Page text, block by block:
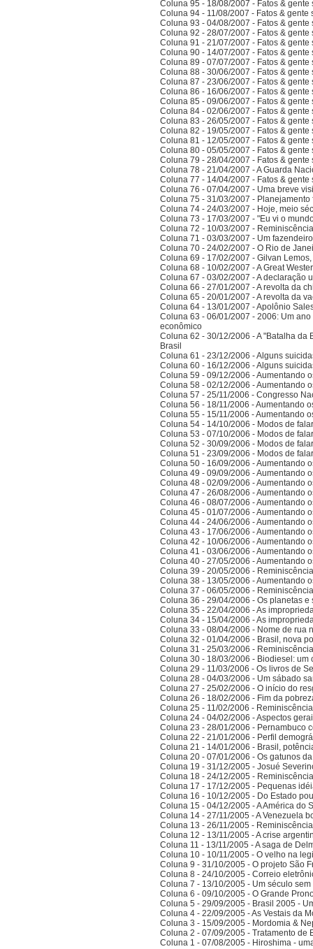
Coluna 95 - 18/08/2007 - Fatos &
Coluna 94 - 11/08/2007 - Fatos &
Coluna 93 - 04/08/2007 - Fatos &
Coluna 92 - 28/07/2007 - Fatos &
Coluna 91 - 21/07/2007 - Fatos &
Coluna 90 - 14/07/2007 - Fatos &
Coluna 89 - 07/07/2007 - Fatos &
Coluna 88 - 30/06/2007 - Fatos &
Coluna 87 - 23/06/2007 - Fatos &
Coluna 86 - 16/06/2007 - Fatos &
Coluna 85 - 09/06/2007 - Fatos &
Coluna 84 - 02/06/2007 - Fatos &
Coluna 83 - 26/05/2007 - Fatos &
Coluna 82 - 19/05/2007 - Fatos &
Coluna 81 - 12/05/2007 - Fatos &
Coluna 80 - 05/05/2007 - Fatos &
Coluna 79 - 28/04/2007 - Fatos &
Coluna 78 - 21/04/2007 - A Guarda
Coluna 77 - 14/04/2007 - Fatos &
Coluna 76 - 07/04/2007 - Uma breve
Coluna 75 - 31/03/2007 -
Coluna 74 - 24/03/2007 - Hoje, meio
Coluna 73 - 17/03/2007 - "Eu vi o
Coluna 72 - 10/03/2007 -
Coluna 71 - 03/03/2007 - Um
Coluna 70 - 24/02/2007 - O Rio de
Coluna 69 - 17/02/2007 - Gilvan
Coluna 68 - 10/02/2007 - A Great
Coluna 67 - 03/02/2007 - A declaração
Coluna 66 - 27/01/2007 - A revolta da
Coluna 65 - 20/01/2007 - A revolta da
Coluna 64 - 13/01/2007 - Apolônio
Coluna 63 - 06/01/2007 - 2006: Um
econômico
Coluna 62 - 30/12/2006 - A "Batalha
Brasil
Coluna 61 - 23/12/2006 - Alguns
Coluna 60 - 16/12/2006 - Alguns
Coluna 59 - 09/12/2006 - Aumentando
Coluna 58 - 02/12/2006 - Aumentando
Coluna 57 - 25/11/2006 - Congresso
Coluna 56 - 18/11/2006 - Aumentando
Coluna 55 - 15/11/2006 - Aumentando
Coluna 54 - 14/10/2006 - Modos de
Coluna 53 - 07/10/2006 - Modos de
Coluna 52 - 30/09/2006 - Modos de
Coluna 51 - 23/09/2006 - Modos de
Coluna 50 - 16/09/2006 - Aumentando
Coluna 49 - 09/09/2006 - Aumentando
Coluna 48 - 02/09/2006 - Aumentando
Coluna 47 - 26/08/2006 - Aumentando
Coluna 46 - 08/07/2006 - Aumentando
Coluna 45 - 01/07/2006 - Aumentando
Coluna 44 - 24/06/2006 - Aumentando
Coluna 43 - 17/06/2006 - Aumentando
Coluna 42 - 10/06/2006 - Aumentando
Coluna 41 - 03/06/2006 - Aumentando
Coluna 40 - 27/05/2006 - Aumentando
Coluna 39 - 20/05/2006 -
Coluna 38 - 13/05/2006 - Aumentando
Coluna 37 - 06/05/2006 -
Coluna 36 - 29/04/2006 - Os planetas e
Coluna 35 - 22/04/2006 - As
Coluna 34 - 15/04/2006 - As
Coluna 33 - 08/04/2006 - Nome de rua
Coluna 32 - 01/04/2006 - Brasil, nova
Coluna 31 - 25/03/2006 -
Coluna 30 - 18/03/2006 - Biodiesel:
Coluna 29 - 11/03/2006 - Os livros de
Coluna 28 - 04/03/2006 - Um sábado
Coluna 27 - 25/02/2006 - O início do
Coluna 26 - 18/02/2006 - Fim da
Coluna 25 - 11/02/2006 -
Coluna 24 - 04/02/2006 - Aspectos
Coluna 23 - 28/01/2006 - Pernambuco
Coluna 22 - 21/01/2006 - Perfil
Coluna 21 - 14/01/2006 - Brasil,
Coluna 20 - 07/01/2006 - Os gatunos
Coluna 19 - 31/12/2005 - Josué
Coluna 18 - 24/12/2005 -
Coluna 17 - 17/12/2005 - Pequenas
Coluna 16 - 10/12/2005 - Do Estado
Coluna 15 - 04/12/2005 - A América do
Coluna 14 - 27/11/2005 - A Venezuela
Coluna 13 - 26/11/2005 -
Coluna 12 - 13/11/2005 - A crise
Coluna 11 - 13/11/2005 - A saga de
Coluna 10 - 10/11/2005 - O velho na
Coluna 9 - 31/10/2005 - O projeto São
Coluna 8 - 24/10/2005 - Correio
Coluna 7 - 13/10/2005 - Um século
Coluna 6 - 09/10/2005 - O Grande
Coluna 5 - 29/09/2005 - Brasil 2005 -
Coluna 4 - 22/09/2005 - As Vestais da
Coluna 3 - 15/09/2005 - Mordomia &
Coluna 2 - 07/09/2005 - Tratamento de
Coluna 1 - 07/08/2005 - Hiroshima -